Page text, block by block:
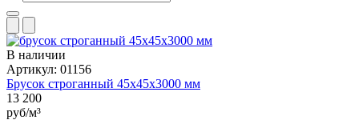
В наличии
Артикул: 01156
Брусок строганный 45х45х3000 мм
13 200
руб/м³